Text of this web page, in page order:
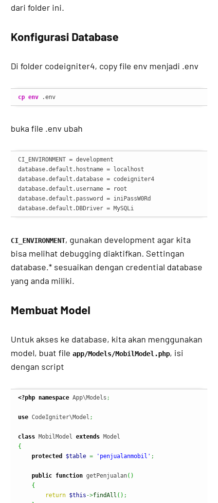
dari folder ini.
Konfigurasi Database
Di folder codeigniter4, copy file env menjadi .env
cp env .env
buka file .env ubah
CI_ENVIRONMENT = development
database.default.hostname = localhost
database.default.database = codeigniter4
database.default.username = root
database.default.password = iniPassW0Rd
database.default.DBDriver = MySQLi
CI_ENVIRONMENT, gunakan development agar kita
bisa melihat debugging diaktifkan. Settingan
database.* sesuaikan dengan credential database
yang anda miliki.
Membuat Model
Untuk akses ke database, kita akan menggunakan
model, buat fileapp/Models/MobilModel.php, isi
dengan script
<?php namespace App\Models ;
use CodeIgniter\Model ;
class MobilModel extends
{
protected
$table = 'penjualanmobil' ;
public function getPenjualan( )
{
return $this ->findAll ( ) ;